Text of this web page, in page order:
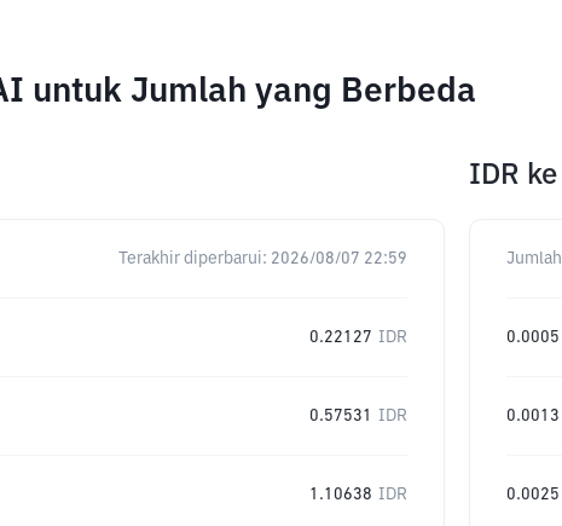
untuk Jumlah yang Berbeda
Terakhir diperbarui: 2026/08/07 22:59
0.22127 IDR
0.57531 IDR
1.10638 IDR
IDR ke
Jumlah
0.0005
0.0013
0.0025